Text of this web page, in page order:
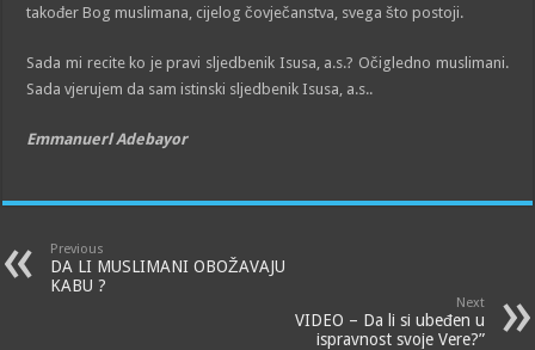
također Bog muslimana, cijelog čovječanstva, svega što postoji.
Sada mi recite ko je pravi sljedbenik Isusa, a.s.? Očigledno muslimani.
Sada vjerujem da sam istinski sljedbenik Isusa, a.s..
Emmanuerl Adebayor
Previous
DA LI MUSLIMANI OBOŽAVAJU
KABU ?
Next
VIDEO – Da li si ubeđen u
ispravnost svoje Vere?”